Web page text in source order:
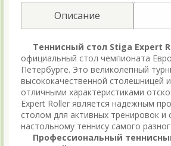
Описание
Теннисный стол Stiga Expert
официальный стол чемпионата
Петербурге. Это великолепный
высококачественной столешницей
отличными характеристиками
Expert Roller является надежным
столом для активных тренировок и
настольному теннису самого
Профессиональный